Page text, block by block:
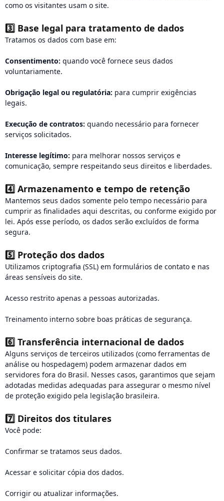
como os visitantes usam o site.
3️⃣ Base legal para tratamento de dados
Tratamos os dados com base em:
Consentimento: quando você fornece seus dados
voluntariamente.
Obrigação legal ou regulatória: para cumprir exigências
legais.
Execução de contratos: quando necessário para fornecer
serviços solicitados.
Interesse legítimo: para melhorar nossos serviços e
comunicação, sempre respeitando seus direitos e liberdades.
4️⃣ Armazenamento e tempo de retenção
Mantemos seus dados somente pelo tempo necessário para
cumprir as finalidades aqui descritas, ou conforme exigido por
lei. Após esse período, os dados serão excluídos de forma
segura.
5️⃣ Proteção dos dados
Utilizamos criptografia (SSL) em formulários de contato e nas
áreas sensíveis do site.
Acesso restrito apenas a pessoas autorizadas.
Treinamento interno sobre boas práticas de segurança.
6️⃣ Transferência internacional de dados
Alguns serviços de terceiros utilizados (como ferramentas de
análise ou hospedagem) podem armazenar dados em
servidores fora do Brasil. Nesses casos, garantimos que sejam
adotadas medidas adequadas para assegurar o mesmo nível
de proteção exigido pela legislação brasileira.
7️⃣ Direitos dos titulares
Você pode:
Confirmar se tratamos seus dados.
Acessar e solicitar cópia dos dados.
Corrigir ou atualizar informações.